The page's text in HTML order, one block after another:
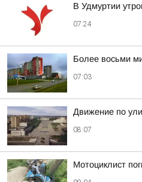
В Удмуртии
07:24
Более восьми
07:03
Движение по
08:07
Мотоциклист